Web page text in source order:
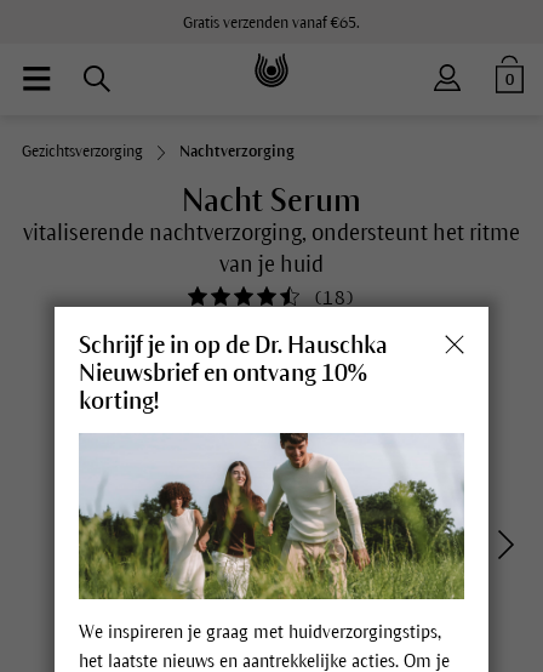
Gratis verzenden vanaf €65.
0
Gezichtsverzorging Nachtverzorging
Nacht Serum
vitaliserende nachtverzorging, ondersteunt het ritme
van je huid
(18)
Schrijf je in op de Dr. Hauschka
Nieuwsbrief en ontvang 10%
korting!
We inspireren je graag met huidverzorgingstips,
het laatste nieuws en aantrekkelijke acties. Om je